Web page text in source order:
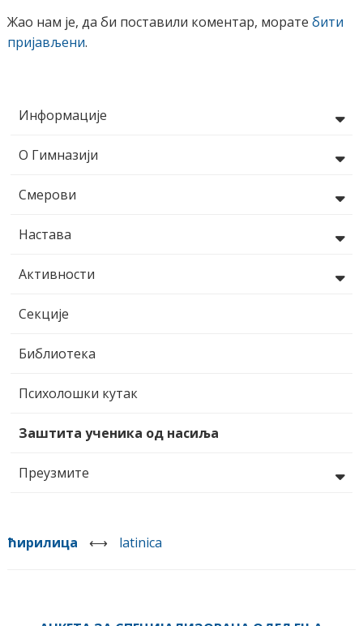
Информације
О Гимназији
Смерови
Настава
Активности
Секције
Библиотека
Психолошки кутак
Заштита ученика од насиља
Преузмите
Жао нам је, да би поставили коментар, морате бити
пријављени.
ћирилица ⟷ latinica